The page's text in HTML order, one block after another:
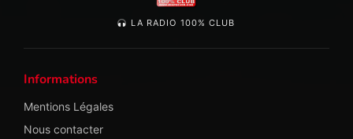
LA RADIO 100% CLUB
Informations
Mentions Légales
Nous contacter